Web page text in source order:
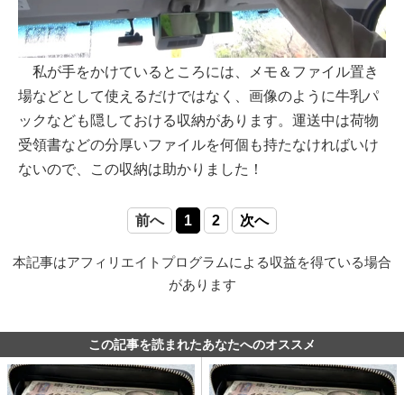
私が手をかけているところには、メモ＆ファイル置き
場などとして使えるだけではなく、画像のように牛乳パ
ックなども隠しておける収納があります。運送中は荷物
受領書などの分厚いファイルを何個も持たなければいけ
ないので、この収納は助かりました！
前へ 1 2 次へ
本記事はアフィリエイトプログラムによる収益を得ている場合
があります
この記事を読まれたあなたへのオススメ